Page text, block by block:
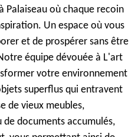
Palaiseau où chaque recoin
Un espace où vous
et de prospérer sans être
équipe dévouée à L'art
votre environnement
superflus qui entravent
de vieux meubles,
documents accumulés,